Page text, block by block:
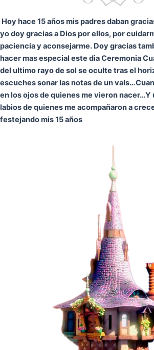
Hoy hace 15 años mis padres daban
yo doy gracias a Dios por ellos, por
paciencia y aconsejarme. Doy gracias
hacer mas especial este dia Ceremonia
del ultimo rayo de sol se oculte tras el
escuches sonar las notas de un vals…
en los ojos de quienes me vieron nacer…Y
labios de quienes me acompañaron a
festejando mis 15 años